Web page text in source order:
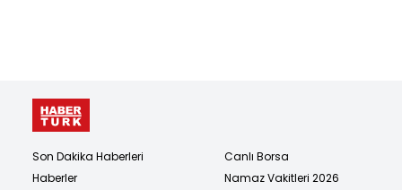
Son Dakika Haberleri
Haberler
Canlı Borsa
Namaz Vakitleri 2026